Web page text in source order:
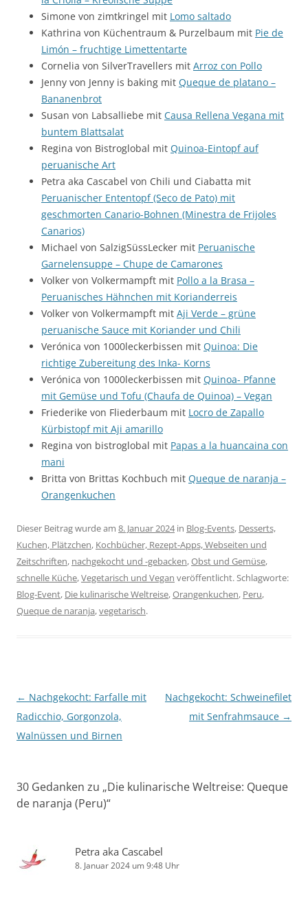
Simone von zimtkringel mit Lomo saltado
Kathrina von Küchentraum & Purzelbaum mit Pie de
Limón – fruchtige Limettentarte
Cornelia von SilverTravellers mit Arroz con Pollo
Jenny von Jenny is baking mit Queque de platano –
Bananenbrot
Susan von Labsalliebe mit Causa Rellena Vegana mit
buntem Blattsalat
Regina von Bistroglobal mit Quinoa-Eintopf auf
peruanische Art
Petra aka Cascabel von Chili und Ciabatta mit
Peruanischer Ententopf (Seco de Pato) mit
geschmorten Canario-Bohnen (Minestra de Frijoles
Canarios)
Michael von SalzigSüssLecker mit Peruanische
Garnelensuppe – Chupe de Camarones
Volker von Volkermampft mit Pollo a la Brasa –
Peruanisches Hähnchen mit Korianderreis
Volker von Volkermampft mit Aji Verde – grüne
peruanische Sauce mit Koriander und Chili
Verónica von 1000leckerbissen mit Quinoa: Die
richtige Zubereitung des Inka- Korns
Verónica von 1000leckerbissen mit Quinoa- Pfanne
mit Gemüse und Tofu (Chaufa de Quinoa) – Vegan
Friederike von Fliederbaum mit Locro de Zapallo
Kürbistopf mit Aji amarillo
Regina von bistroglobal mit Papas a la huancaina con
mani
Britta von Brittas Kochbuch mit Queque de naranja –
Orangenkuchen
Dieser Beitrag wurde am 8. Januar 2024in Blog-Events, Desserts,
Kuchen, Plätzchen, Kochbücher, Rezept-Apps, Webseiten und
Zeitschriften, nachgekocht und -gebacken,Obst und Gemüse,
schnelle Küche,Vegetarisch und Vegan veröffentlicht. Schlagworte:
Blog-Event, Die kulinarische Weltreise,Orangenkuchen, Peru,
Queque de naranja,vegetarisch.
Beitragsnavigation
← Nachgekocht: Farfalle mit
Radicchio, Gorgonzola,
Walnüssen und Birnen
Nachgekocht: Schweinefilet
mit Senfrahmsauce →
30 Gedanken zu „Die kulinarische Weltreise: Queque
de naranja (Peru)“
Petra aka Cascabel
8. Januar 2024 um 9:48 Uhr